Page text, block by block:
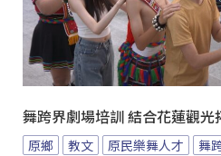
舞跨界劇場培訓 結合花蓮觀光
原鄉 教文 原民樂舞人才 舞